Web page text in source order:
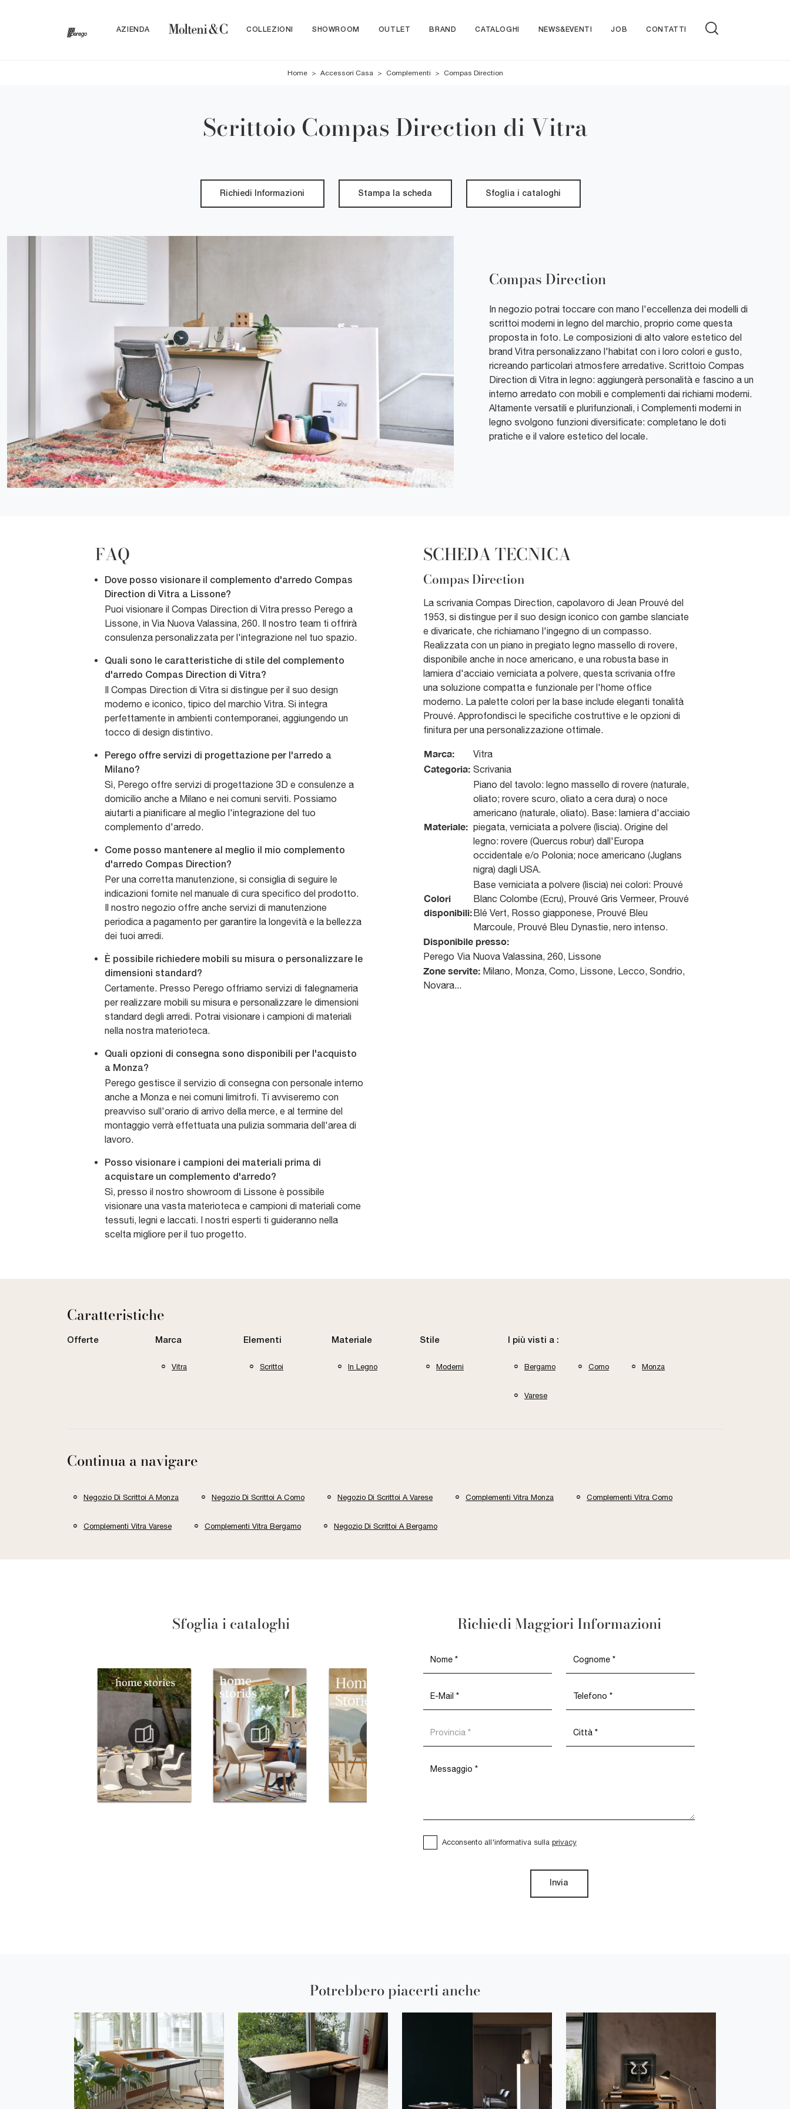
AZIENDA COLLEZIONI SHOWROOM OUTLET BRAND CATALOGHI NEWS&EVENTI JOB CONTATTI
Home > Accessori Casa > Complementi > Compas Direction
Scrittoio Compas Direction di Vitra
Richiedi Informazioni Stampa la scheda Sfoglia i cataloghi
Compas Direction
In negozio potrai toccare con mano l'eccellenza dei modelli di
scrittoi moderni in legno del marchio, proprio come questa
proposta in foto. Le composizioni di alto valore estetico del
brand Vitra personalizzano l'habitat con i loro colori e gusto,
ricreando particolari atmosfere arredative. Scrittoio Compas
Direction di Vitra in legno: aggiungerà personalità e fascino a un
interno arredato con mobili e complementi dai richiami moderni.
Altamente versatili e plurifunzionali, i Complementi moderni in
legno svolgono funzioni diversificate: completano le doti
pratiche e il valore estetico del locale.
FAQ
Dove posso visionare il complemento d'arredo Compas
Direction di Vitra a Lissone?
Puoi visionare il Compas Direction di Vitra presso Perego a
Lissone, in Via Nuova Valassina, 260. Il nostro team ti offrirà
consulenza personalizzata per l'integrazione nel tuo spazio.
Quali sono le caratteristiche di stile del complemento
d'arredo Compas Direction di Vitra?
Il Compas Direction di Vitra si distingue per il suo design
moderno e iconico, tipico del marchio Vitra. Si integra
perfettamente in ambienti contemporanei, aggiungendo un
tocco di design distintivo.
Perego offre servizi di progettazione per l'arredo a
Milano?
Sì, Perego offre servizi di progettazione 3D e consulenze a
domicilio anche a Milano e nei comuni serviti. Possiamo
aiutarti a pianificare al meglio l'integrazione del tuo
complemento d'arredo.
Come posso mantenere al meglio il mio complemento
d'arredo Compas Direction?
Per una corretta manutenzione, si consiglia di seguire le
indicazioni fornite nel manuale di cura specifico del prodotto.
Il nostro negozio offre anche servizi di manutenzione
periodica a pagamento per garantire la longevità e la bellezza
dei tuoi arredi.
È possibile richiedere mobili su misura o personalizzare le
dimensioni standard?
Certamente. Presso Perego offriamo servizi di falegnameria
per realizzare mobili su misura e personalizzare le dimensioni
standard degli arredi. Potrai visionare i campioni di materiali
nella nostra materioteca.
Quali opzioni di consegna sono disponibili per l'acquisto
a Monza?
Perego gestisce il servizio di consegna con personale interno
anche a Monza e nei comuni limitrofi. Ti avviseremo con
preavviso sull'orario di arrivo della merce, e al termine del
montaggio verrà effettuata una pulizia sommaria dell'area di
lavoro.
Posso visionare i campioni dei materiali prima di
acquistare un complemento d'arredo?
Sì, presso il nostro showroom di Lissone è possibile
visionare una vasta materioteca e campioni di materiali come
tessuti, legni e laccati. I nostri esperti ti guideranno nella
scelta migliore per il tuo progetto.
SCHEDA TECNICA
Compas Direction
La scrivania Compas Direction, capolavoro di Jean Prouvé del
1953, si distingue per il suo design iconico con gambe slanciate
e divaricate, che richiamano l'ingegno di un compasso.
Realizzata con un piano in pregiato legno massello di rovere,
disponibile anche in noce americano, e una robusta base in
lamiera d'acciaio verniciata a polvere, questa scrivania offre
una soluzione compatta e funzionale per l'home office
moderno. La palette colori per la base include eleganti tonalità
Prouvé. Approfondisci le specifiche costruttive e le opzioni di
finitura per una personalizzazione ottimale.
Marca: Vitra
Categoria: Scrivania
Materiale:
Piano del tavolo: legno massello di rovere (naturale,
oliato; rovere scuro, oliato a cera dura) o noce
americano (naturale, oliato). Base: lamiera d'acciaio
piegata, verniciata a polvere (liscia). Origine del
legno: rovere (Quercus robur) dall'Europa
occidentale e/o Polonia; noce americano (Juglans
nigra) dagli USA.
Colori
disponibili:
Base verniciata a polvere (liscia) nei colori: Prouvé
Blanc Colombe (Ecru), Prouvé Gris Vermeer, Prouvé
Blé Vert, Rosso giapponese, Prouvé Bleu
Marcoule, Prouvé Bleu Dynastie, nero intenso.
Disponibile presso:
Perego Via Nuova Valassina, 260 Lissone
Zone servite: Milano, Monza, Como, Lissone, Lecco, Sondrio,
Novara...
Caratteristiche
Offerte Marca
Vitra
Elementi
Scrittoi
Materiale
In Legno
Stile
Moderni
I più visti a :
Bergamo Como Monza
Varese
Continua a navigare
Negozio Di Scrittoi A Monza Negozio Di Scrittoi A Como Negozio Di Scrittoi A Varese Complementi Vitra Monza Complementi Vitra Como
Complementi Vitra Varese Complementi Vitra Bergamo Negozio Di Scrittoi A Bergamo
Sfoglia i cataloghi Richiedi Maggiori Informazioni
Acconsento all'informativa sulla privacy
Invia
Potrebbero piacerti anche